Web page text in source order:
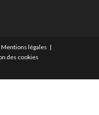
Mentions légales
des cookies